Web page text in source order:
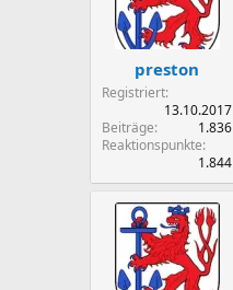
preston
Registriert
13.10.2017
Beiträge
1.836
Reaktionspunkte
1.844